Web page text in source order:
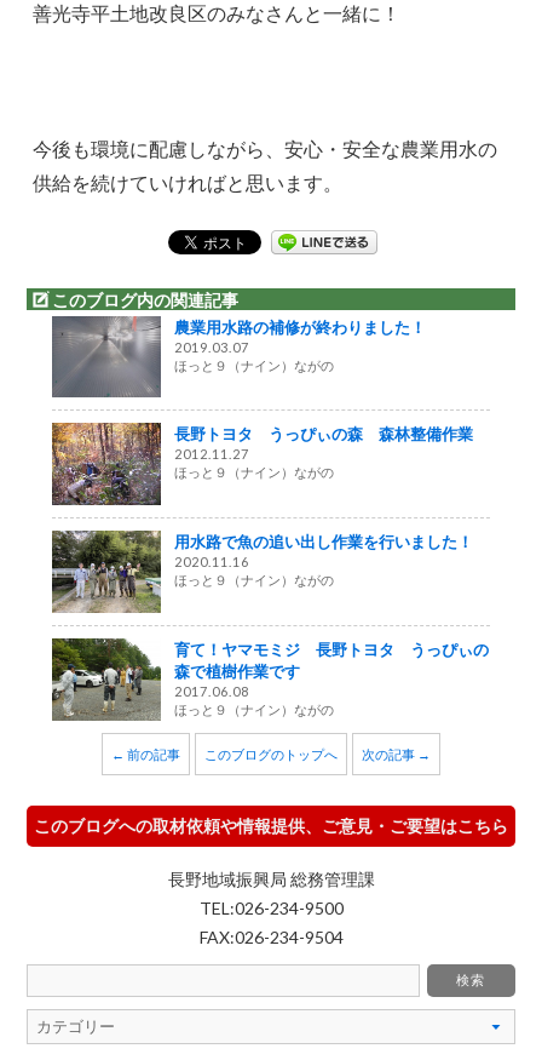
善光寺平土地改良区のみなさんと一緒に！
今後も環境に配慮しながら、安心・安全な農業用水の
供給を続けていければと思います。
このブログ内の関連記事
農業用水路の補修が終わりました！
2019.03.07
ほっと９（ナイン）ながの
長野トヨタ うっぴぃの森 森林整備作業
2012.11.27
ほっと９（ナイン）ながの
用水路で魚の追い出し作業を行いました！
2020.11.16
ほっと９（ナイン）ながの
育て！ヤマモミジ 長野トヨタ うっぴぃの
森で植樹作業です
2017.06.08
ほっと９（ナイン）ながの
← 前の記事 このブログのトップへ 次の記事 →
このブログへの取材依頼や情報提供、ご意見・ご要望はこちら
長野地域振興局 総務管理課
TEL:026-234-9500
FAX:026-234-9504